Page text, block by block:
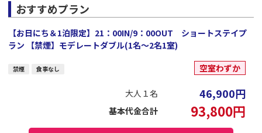
おすすめプラン
【お日にち＆1泊限定】21：00IN/9：00OUT ショートステイプ
ラン 【禁煙】モデレートダブル(1名～2名1室)
禁煙 食事なし 空室わずか
大人１名 46,900円
基本代金合計 93,800円